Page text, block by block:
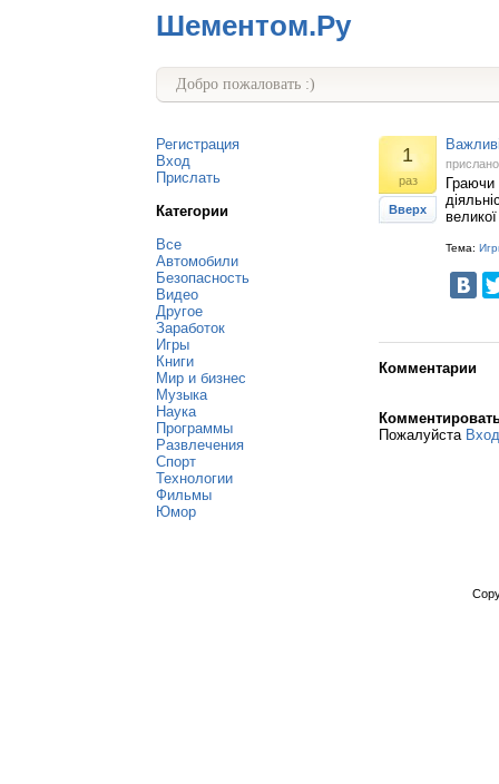
Шементом.Ру
Добро пожаловать :)
Регистрация
Вход
Прислать
Категории
Все
Автомобили
Безопасность
Видео
Другое
Заработок
Игры
Книги
Мир и бизнес
Музыка
Наука
Программы
Развлечения
Спорт
Технологии
Фильмы
Юмор
1
раз
Вверх
Граючи
великої
Тема:
Комментарии
Пожалуйста Вход